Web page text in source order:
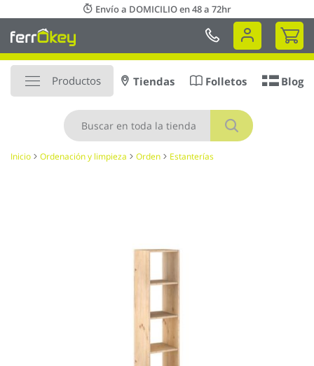
al
contenido
Envío a DOMICILIO en 48 a 72hr
Mi
Productos
Buscar
Tiendas Folletos Blog
Inicio Ordenación y limpieza Orden Estanterías